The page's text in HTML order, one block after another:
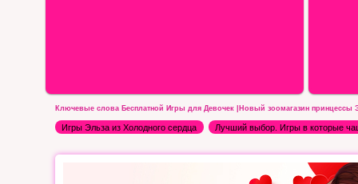
Ключевые слова Бесплатной Игры для Девочек |Новый зоомагазин принцессы
Игры Эльза из Холодного сердца Лучший выбор. Игры в которые